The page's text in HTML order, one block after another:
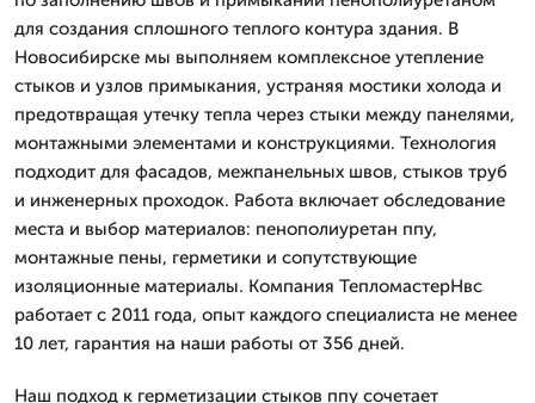
для создания сплошного теплого контура здания. В
Новосибирске мы выполняем комплексное утепление
стыков и узлов примыкания, устраняя мостики холода и
предотвращая утечку тепла через стыки между панелями,
монтажными элементами и конструкциями. Технология
подходит для фасадов, межпанельных швов, стыков труб
и инженерных проходок. Работа включает обследование
места и выбор материалов: пенополиуретан ппу,
монтажные пены, герметики и сопутствующие
изоляционные материалы. Компания ТепломастерНвс
работает с 2011 года, опыт каждого специалиста не менее
10 лет, гарантия на наши работы от 356 дней.
Наш подход к герметизации стыков ппу сочетает